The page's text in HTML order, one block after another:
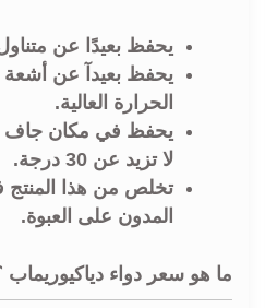
يحفظ بعيدًا عن
يحفظ بعيدآ عن
الحرارة العالية.
يحفظ في مكان جاف
لا تزيد عن 30 درجة.
تخلص من هذا المنتج
المدون على العبوة.
ما هو سعر دواء دياكيوريماب